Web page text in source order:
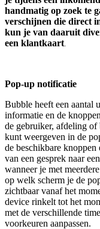
handmatig op zoek te
verschijnen die direct
kun je van daaruit
een klantkaart
Pop-up notificatie
Bubble heeft een aantal
informatie en de
de gebruiker, afdeling
kunt weergeven in de
de beschikbare knoppen
van een gesprek naar
wanneer je met
op welk scherm je de
zichtbaar vanaf het
device rinkelt tot het
met de verschillende
voorkeuren aanpassen.